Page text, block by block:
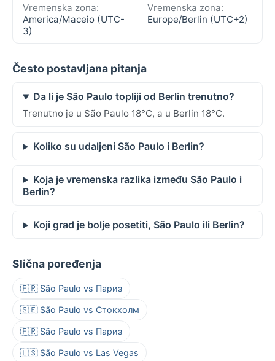
Vremenska zona:
America/Maceio (UTC-
3)
Vremenska zona:
Europe/Berlin (UTC+2)
Često postavljana pitanja
Da li je São Paulo topliji od Berlin trenutno?
Trenutno je u São Paulo 18°C, a u Berlin 18°C.
Koliko su udaljeni São Paulo i Berlin?
Koja je vremenska razlika između São Paulo i
Berlin?
Koji grad je bolje posetiti, São Paulo ili Berlin?
Slična poređenja
🇫🇷 São Paulo vs Париз
🇸🇪 São Paulo vs Стокхолм
🇫🇷 São Paulo vs Париз
🇺🇸 São Paulo vs Las Vegas